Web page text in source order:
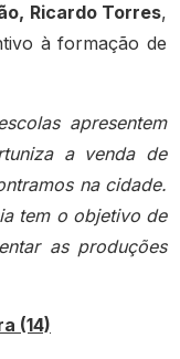
Ricardo Torres,
à formação de
apresentem
a venda de
na cidade.
tem o objetivo de
as produções
(14)